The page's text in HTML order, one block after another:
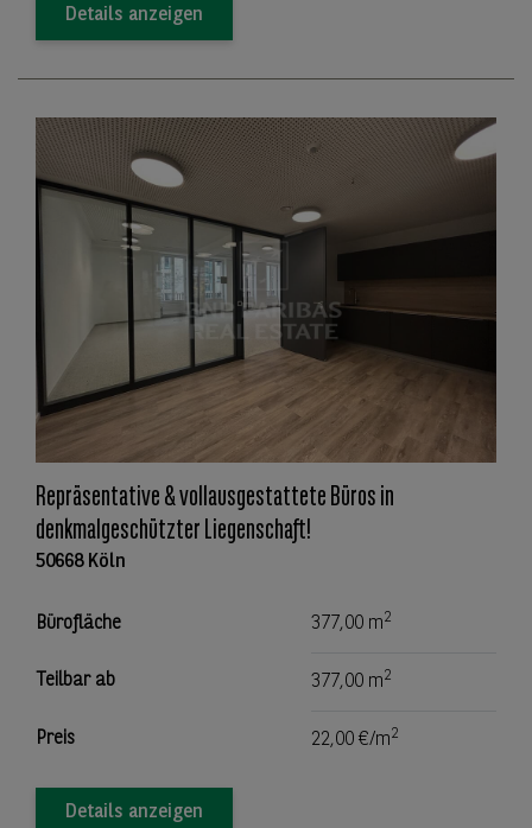
Details anzeigen
Repräsentative & vollausgestattete Büros in
denkmalgeschützter Liegenschaft!
50668 Köln
Bürofläche 377,00 m2
Teilbar ab 377,00 m2
Preis 22,00 €/m2
Details anzeigen